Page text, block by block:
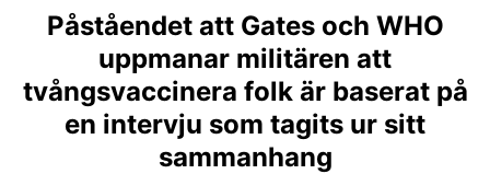
Påståendet att Gates och WHO
uppmanar militären att
tvångsvaccinera folk är baserat på
en intervju som tagits ur sitt
sammanhang